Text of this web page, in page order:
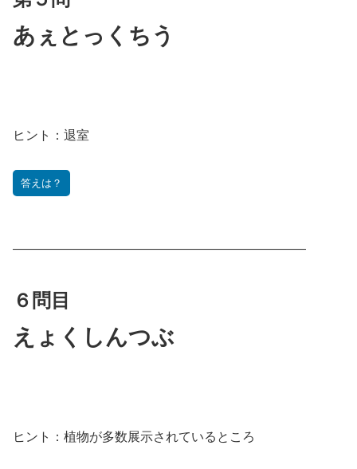
あぇとっくちう
ヒント： 退室
答えは？
———————————————————————
６問目
えょくしんつぶ
ヒント： 植物が多数展示されているところ